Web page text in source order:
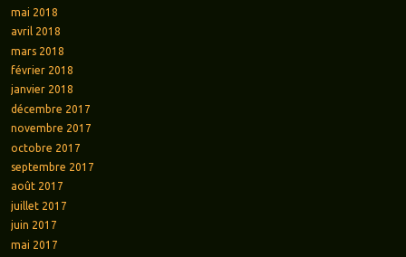
mai 2018
avril 2018
mars 2018
février 2018
janvier 2018
décembre 2017
novembre 2017
octobre 2017
septembre 2017
août 2017
juillet 2017
juin 2017
mai 2017